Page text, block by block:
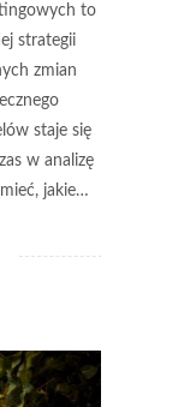
to
strategii
zmian
staje się
w analizę
jakie…